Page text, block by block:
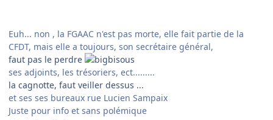
Euh... non , la FGAAC n'est pas morte, elle fait partie de la
CFDT, mais elle a toujours, son secrétaire général,
faut pas le perdre
ses adjoints, les trésoriers, ect.........
la cagnotte, faut veiller dessus ...
et ses ses bureaux rue Lucien Sampaix
Juste pour info et sans polémique